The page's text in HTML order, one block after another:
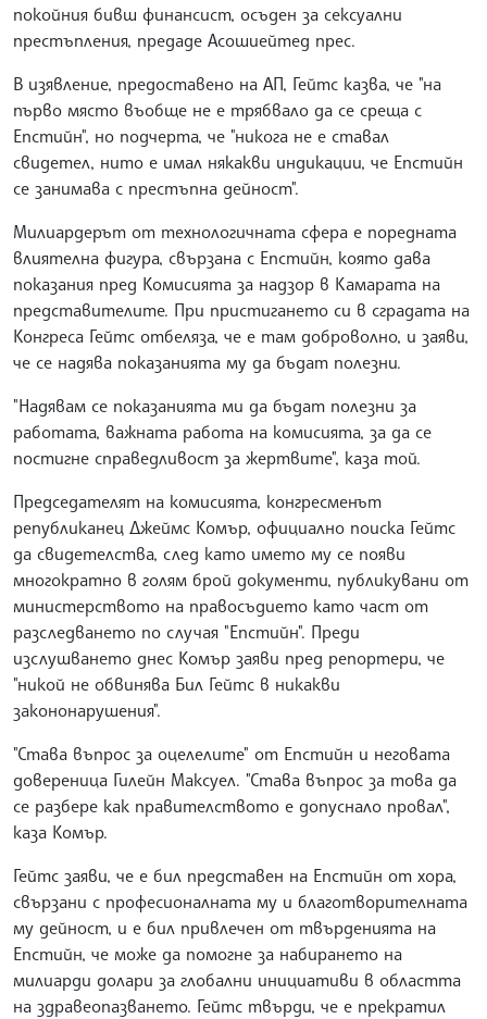
покойния бивш финансист, осъден за сексуални
престъпления, предаде Асошиейтед прес.
В изявление, предоставено на АП, Гейтс казва, че "на
първо място въобще не е трябвало да се среща с
Епстийн", но подчерта, че "никога не е ставал
свидетел, нито е имал някакви индикации, че Епстийн
се занимава с престъпна дейност".
Милиардерът от технологичната сфера е поредната
влиятелна фигура, свързана с Епстийн, която дава
показания пред Комисията за надзор в Камарата на
представителите. При пристигането си в сградата на
Конгреса Гейтс отбеляза, че е там доброволно, и заяви,
че се надява показанията му да бъдат полезни.
"Надявам се показанията ми да бъдат полезни за
работата, важната работа на комисията, за да се
постигне справедливост за жертвите", каза той.
Председателят на комисията, конгресменът
републиканец Джеймс Комър, официално поиска Гейтс
да свидетелства, след като името му се появи
многократно в голям брой документи, публикувани от
министерството на правосъдието като част от
разследването по случая "Епстийн". Преди
изслушването днес Комър заяви пред репортери, че
"никой не обвинява Бил Гейтс в никакви
закононарушения".
"Става въпрос за оцелелите" от Епстийн и неговата
довереница Гилейн Максуел. "Става въпрос за това да
се разбере как правителството е допуснало провал",
каза Комър.
Гейтс заяви, че е бил представен на Епстийн от хора,
свързани с професионалната му и благотворителната
му дейност, и е бил привлечен от твърденията на
Епстийн, че може да помогне за набирането на
милиарди долари за глобални инициативи в областта
на здравеопазването. Гейтс твърди, че е прекратил